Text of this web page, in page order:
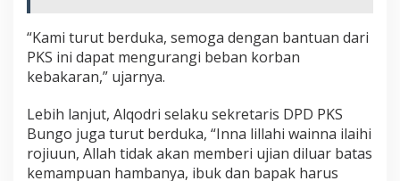
“Kami turut berduka, semoga dengan bantuan dari
PKS ini dapat mengurangi beban korban
kebakaran,” ujarnya.
Lebih lanjut, Alqodri selaku sekretaris DPD PKS
Bungo juga turut berduka, “Inna lillahi wainna ilaihi
rojiuun, Allah tidak akan memberi ujian diluar batas
kemampuan hambanya, ibuk dan bapak harus